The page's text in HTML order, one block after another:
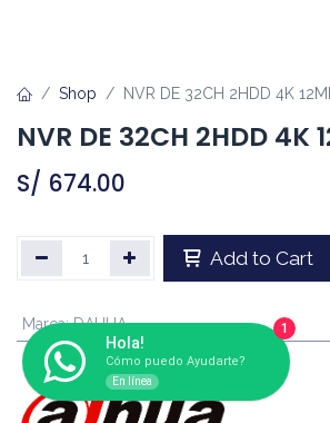
Shop NVR DE 32CH 2HDD 4K
NVR DE 32CH 2HDD 4K
S/ 674.00
Add to Cart
Marca:DAHUA
Hola!
Cómo puedo Ayudarte?
En línea
1